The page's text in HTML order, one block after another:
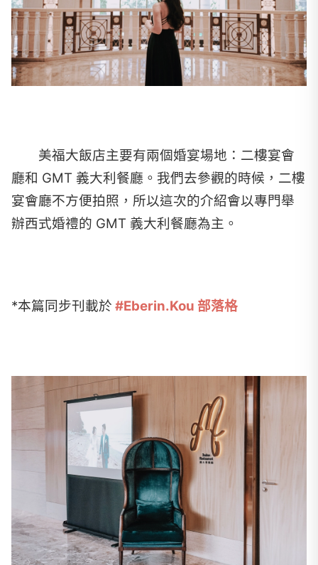
美福大飯店主要有兩個婚宴場地：二樓宴會
廳和 GMT 義大利餐廳。我們去參觀的時候，二樓
宴會廳不方便拍照，所以這次的介紹會以專門舉
辦西式婚禮的 GMT 義大利餐廳為主。
*本篇同步刊載於 #Eberin.Kou 部落格